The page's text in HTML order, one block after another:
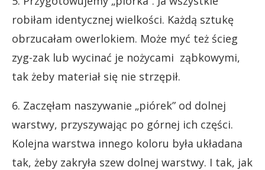
robiłam identycznej wielkości. Każdą sztukę
obrzucałam owerlokiem. Może myć też ścieg
zyg-zak lub wycinać je nożycami ząbkowymi,
tak żeby materiał się nie strzępił.
6. Zaczęłam naszywanie „piórek” od dolnej
warstwy, przyszywając po górnej ich części.
Kolejna warstwa innego koloru była układana
tak, żeby zakryła szew dolnej warstwy. I tak, jak